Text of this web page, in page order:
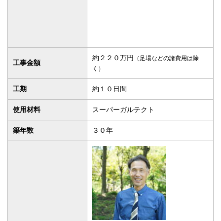
工事金額
約２２０万円
（足場などの諸費用は除
く）
工期 約１０日間
使用材料 スーパーガルテクト
築年数 ３０年